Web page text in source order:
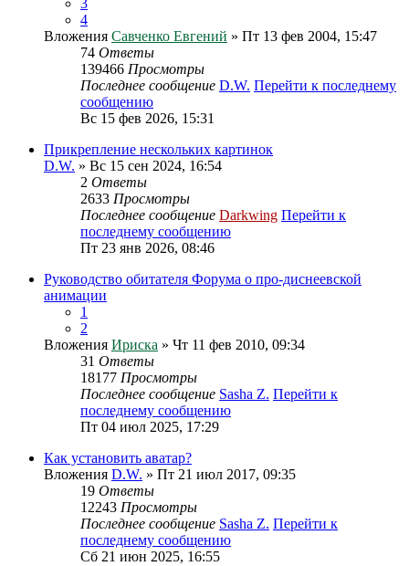
3
4
Вложения Савченко Евгений » Пт 13 фев 2004, 15:47
74 Ответы
139466 Просмотры
Последнее сообщение D.W. Перейти к последнему
сообщению
Вс 15 фев 2026, 15:31
Прикрепление нескольких картинок
D.W. » Вс 15 сен 2024, 16:54
2 Ответы
2633 Просмотры
Последнее сообщение Darkwing Перейти к
последнему сообщению
Пт 23 янв 2026, 08:46
Руководство обитателя Форума о про-диснеевской
анимации
1
2
Вложения Ириска » Чт 11 фев 2010, 09:34
31 Ответы
18177 Просмотры
Последнее сообщение Sasha Z. Перейти к
последнему сообщению
Пт 04 июл 2025, 17:29
Как установить аватар?
Вложения D.W. » Пт 21 июл 2017, 09:35
19 Ответы
12243 Просмотры
Последнее сообщение Sasha Z. Перейти к
последнему сообщению
Сб 21 июн 2025, 16:55